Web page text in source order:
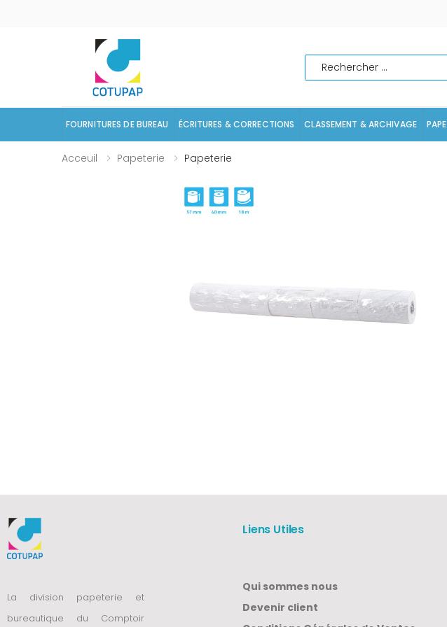
Rechercher
FOURNITURES DE BUREAU ÉCRITURES & CORRECTIONS CLASSEMENT & ARCHIVAGE
Acceuil Papeterie Papeterie
La division papeterie et
bureautique du Comptoir
Liens Utiles
Qui sommes nous
Devenir client